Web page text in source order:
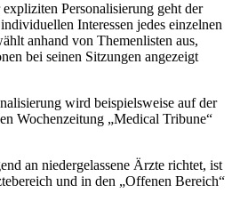
Personalisierung geht der
Interessen jedes einzelnen
anhand von Themenlisten aus,
bei seinen Sitzungen angezeigt
wird beispielsweise auf der
Wochenzeitung „Medical Tribune“
an niedergelassene Ärzte richtet, ist
und in den „Offenen Bereich“